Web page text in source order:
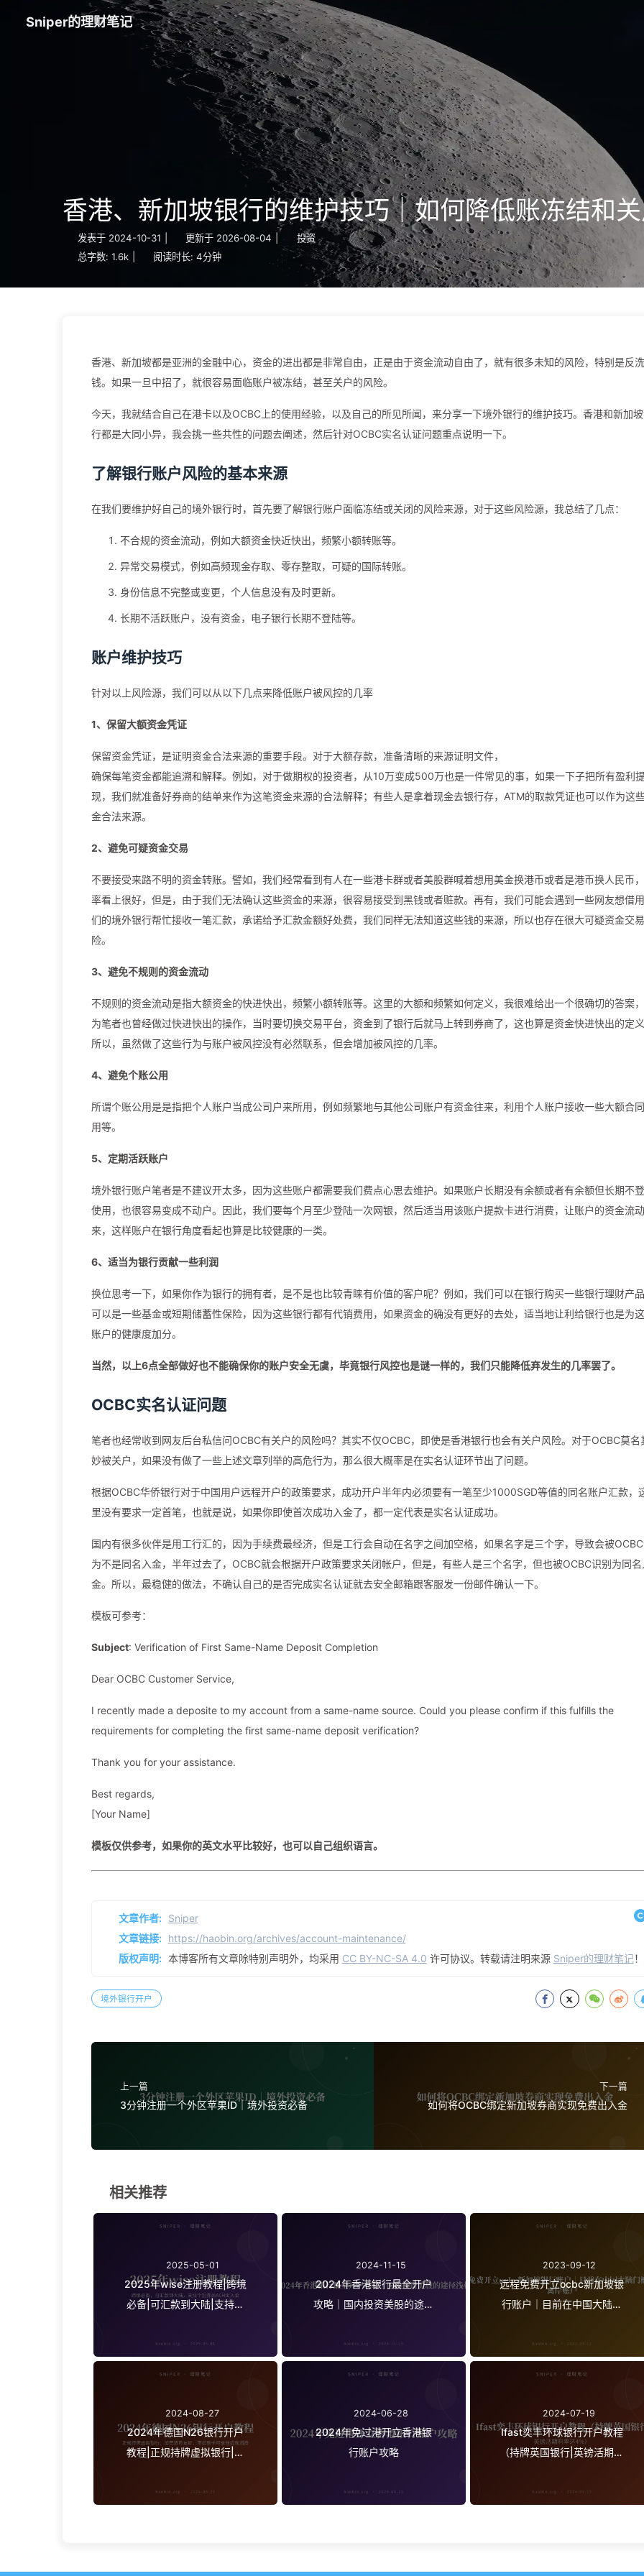
Sniper的理财笔记
香港、新加坡银行的维护技巧｜如何降低账冻结和
发表于 2024-10-31 更新于 2026-08-04
投资
总字数: 1.6k 阅读时长: 4分钟
香港、新加坡都是亚洲的金融中心，资金的进出都是非常自由，正是由于资金流动自由了，就有很多未知的风险，特别是反洗
钱。如果一旦中招了，就很容易面临账户被冻结，甚至关户的风险。
今天，我就结合自己在港卡以及OCBC上的使用经验，以及自己的所见所闻，来分享一下境外银行的维护技巧。香港和新加
行都是大同小异，我会挑一些共性的问题去阐述，然后针对OCBC实名认证问题重点说明一下。
了解银行账户风险的基本来源
在我们要维护好自己的境外银行时，首先要了解银行账户面临冻结或关闭的风险来源，对于这些风险源，我总结了几点：
不合规的资金流动，例如大额资金快近快出，频繁小额转账等。
异常交易模式，例如高频现金存取、零存整取，可疑的国际转账。
身份信息不完整或变更，个人信息没有及时更新。
长期不活跃账户，没有资金，电子银行长期不登陆等。
账户维护技巧
针对以上风险源，我们可以从以下几点来降低账户被风控的几率
1、保留大额资金凭证
保留资金凭证，是证明资金合法来源的重要手段。对于大额存款，准备清晰的来源证明文件，
确保每笔资金都能追溯和解释。例如，对于做期权的投资者，从10万变成500万也是一件常见的事，如果一下子把所有盈利提
现，我们就准备好券商的结单来作为这笔资金来源的合法解释；有些人是拿着现金去银行存，ATM的取款凭证也可以作为这
金合法来源。
2、避免可疑资金交易
不要接受来路不明的资金转账。譬如，我们经常看到有人在一些港卡群或者美股群喊着想用美金换港币或者是港币换人民币
率看上很好，但是，由于我们无法确认这些资金的来源，很容易接受到黑钱或者赃款。再有，我们可能会遇到一些网友想借
们的境外银行帮忙接收一笔汇款，承诺给予汇款金额好处费，我们同样无法知道这些钱的来源，所以也存在很大可疑资金交
险。
3、避免不规则的资金流动
不规则的资金流动是指大额资金的快进快出，频繁小额转账等。这里的大额和频繁如何定义，我很难给出一个很确切的答案
为笔者也曾经做过快进快出的操作，当时要切换交易平台，资金到了银行后就马上转到券商了，这也算是资金快进快出的定义
所以，虽然做了这些行为与账户被风控没有必然联系，但会增加被风控的几率。
4、避免个账公用
所谓个账公用是是指把个人账户当成公司户来所用，例如频繁地与其他公司账户有资金往来，利用个人账户接收一些大额合
用等。
5、定期活跃账户
境外银行账户笔者是不建议开太多，因为这些账户都需要我们费点心思去维护。如果账户长期没有余额或者有余额但长期不
使用，也很容易变成不动户。因此，我们要每个月至少登陆一次网银，然后适当用该账户提款卡进行消费，让账户的资金流
来，这样账户在银行角度看起也算是比较健康的一类。
6、适当为银行贡献一些利润
换位思考一下，如果你作为银行的拥有者，是不是也比较青睐有价值的客户呢？例如，我们可以在银行购买一些银行理财产品
可以是一些基金或短期储蓄性保险，因为这些银行都有代销费用，如果资金的确没有更好的去处，适当地让利给银行也是为
账户的健康度加分。
当然，以上6点全部做好也不能确保你的账户安全无虞，毕竟银行风控也是谜一样的，我们只能降低弃发生的几率罢了。
OCBC实名认证问题
笔者也经常收到网友后台私信问OCBC有关户的风险吗？其实不仅OCBC，即使是香港银行也会有关户风险。对于OCBC莫名
妙被关户，如果没有做了一些上述文章列举的高危行为，那么很大概率是在实名认证环节出了问题。
根据OCBC华侨银行对于中国用户远程开户的政策要求，成功开户半年内必须要有一笔至少1000SGD等值的同名账户汇款，
里没有要求一定首笔，也就是说，如果你即使首次成功入金了，都一定代表是实名认证成功。
国内有很多伙伴是用工行汇的，因为手续费最经济，但是工行会自动在名字之间加空格，如果名字是三个字，导致会被OCBC
为不是同名入金，半年过去了，OCBC就会根据开户政策要求关闭帐户，但是，有些人是三个名字，但也被OCBC识别为同名
金。所以，最稳健的做法，不确认自己的是否完成实名认证就去安全邮箱跟客服发一份邮件确认一下。
模板可参考：
Subject: Verification of First Same-Name Deposit Completion
Dear OCBC Customer Service,
I recently made a deposite to my account from a same-name source. Could you please confirm if this fulfills the
requirements for completing the first same-name deposit verification?
Thank you for your assistance.
Best regards,
[Your Name]
模板仅供参考，如果你的英文水平比较好，也可以自己组织语言。
文章作者: Sniper
文章链接: https://haobin.org/archives/account-maintenance/
版权声明: 本博客所有文章除特别声明外，均采用 CC BY-NC-SA 4.0 许可协议。转载请注明来源 Sniper的理财笔记！
境外银行开户
上一篇
3分钟注册一个外区苹果ID｜境外投资必备
下一篇
如何将OCBC绑定新加坡券商实现免费出入金
相关推荐
2025-05-01
2025年wise注册教程|跨境
必备|可汇款到大陆|支持个
2024-11-15
2024年香港银行最全开户
攻略｜国内投资美股的途径
2023-09-12
远程免费开立ocbc新加坡银
行账户｜目前在中国大陆门
2024-08-27
2024年德国N26银行开户
教程|正规持牌虚拟银行|加
提现消费
2024-06-28
2024年免过港开立香港银
行账户攻略
2024-07-19
Ifast奕丰环球银行开户教程
（持牌英国银行|英镑活期利